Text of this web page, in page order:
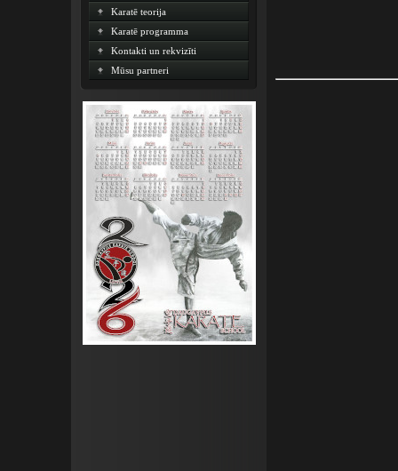
Karatē teorija
Karatē programma
Kontakti un rekvizīti
Mūsu partneri